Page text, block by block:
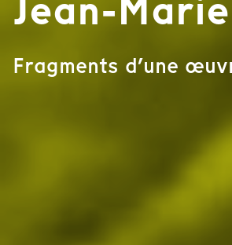
Fragments d’une